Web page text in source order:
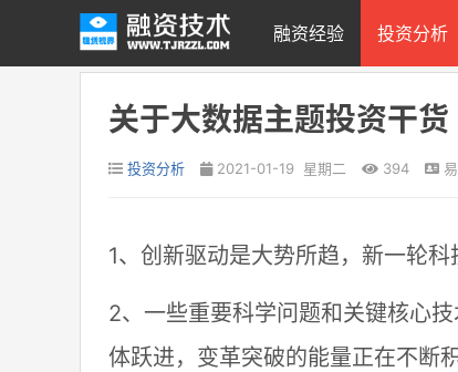
融资经验 投资分析
关于大数据主题投资干货
投资分析 2021-01-19 星期二 394
1、创新驱动是大势所趋，新一轮科
2、一些重要科学问题和关键核心
体跃进，变革突破的能量正在不断